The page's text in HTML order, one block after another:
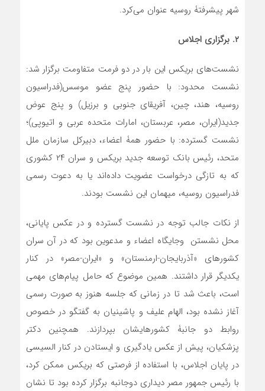
شهر پیشرفتۀ روسیه عنوان می‌کرد.
۲. برگزاری اجلاس
نشست‌های بریکس این بار در دو فرمت متفاومت برگزار شد:
نشست محدود: با حضور پنج عضو موسس(فدراسیون
روسیه، هند، چین، آفریقای جنوبی و برزیل) و پنج عوض
جدید(ایران، مصر، عربستان، امارات متحده عربی و اتیوپی)؛
نشست گسترده: با حضور همۀ اعضاء، دبیرکل سازمان ملل
متحد، رئیس بانک توسعه جدید بریکس و سران ۲۴ کشوری
که به تازگی درخواست عضویت داده‌اند یا به دعوت رسمی
فدراسیون روسیه، میهمان این نشست بودند.
از نکات جالب توجه در نشست گسترده و در عکس پایانی،
محل نشستن وجایگاه اعضاء و مدعوین بود که در آن سران
کشورهای «آذربایجان-ارمنستان» و «ایران-مصر» در کنار
یکدیگر قرار داشتند. همین موضوع که حامل پیام‌های مهمی
است، باعث شد تا در زمانی که جلسه هنوز به صورت رسمی
آغاز نشده بود، الهام علیف و پاشینیان به گفتگو در خصوص
روابط دو جانبۀ کشورهایشان بپردازند. همچنین دکتر
پزشکیان، پیش از عکس یادگیری و ایستادن در کنار السیسی
در پایان اجلاس، با استفاده از فرصتی که بریکس ممکن کرد،
با رئیس جمهور مصر دیداری دوجانبه‌ برگزار کرده بود تا نشان